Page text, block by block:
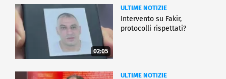
02:05
ULTIME NOTIZIE
Intervento su Fakir,
protocolli rispettati?
ULTIME NOTIZIE